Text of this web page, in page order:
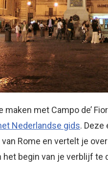
met Campo de’
Nederlandse gids. Deze
Rome en vertelt je
het begin van je verblijf te